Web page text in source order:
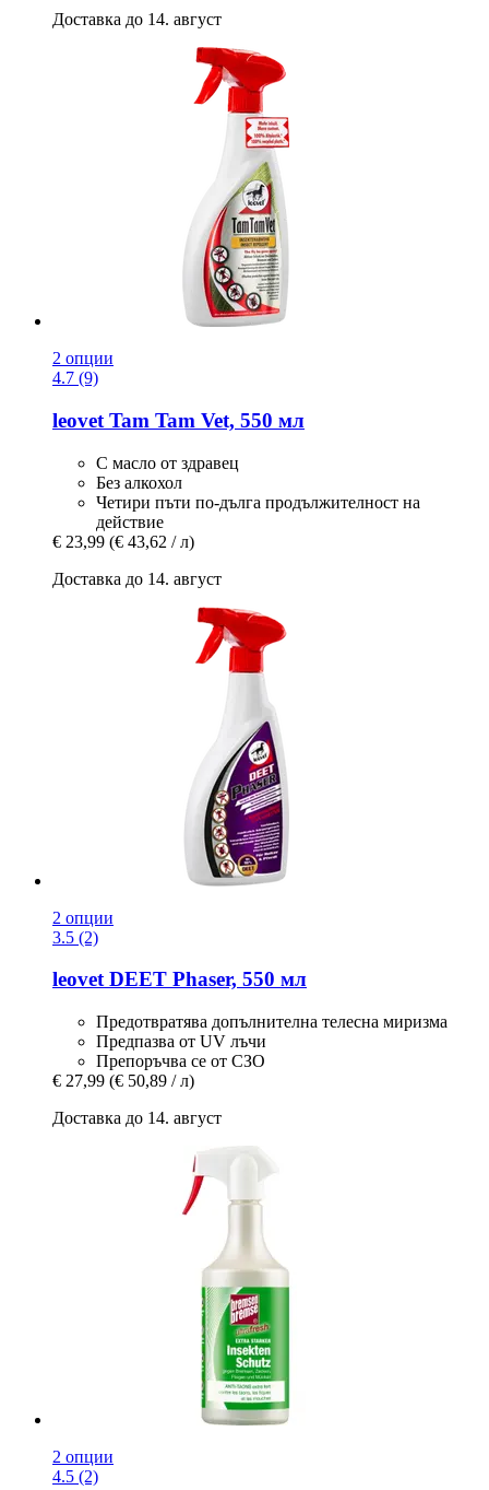
Доставка до 14. август
2 опции
4.7 (9)
leovet Tam Tam Vet, 550 мл
С масло от здравец
Без алкохол
Четири пъти по-дълга продължителност на
действие
€ 23,99 (€ 43,62 / л)
Доставка до 14. август
2 опции
3.5 (2)
leovetDEET Phaser, 550 мл
Предотвратява допълнителна телесна миризма
Предпазва от UV лъчи
Препоръчва се от СЗО
€ 27,99 (€ 50,89 / л)
Доставка до 14. август
2 опции
4.5 (2)